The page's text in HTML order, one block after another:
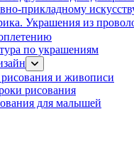
прикладному
Украшения из
по украшениям
и живописи
рисования
для малышей